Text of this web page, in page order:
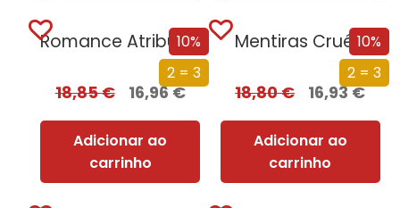
10%
2 = 3
Romance Atribulado
18,85€ 16,96€
Adicionar ao
carrinho
10%
2 = 3
Mentiras Cruéis
18,80€ 16,93€
Adicionar ao
carrinho